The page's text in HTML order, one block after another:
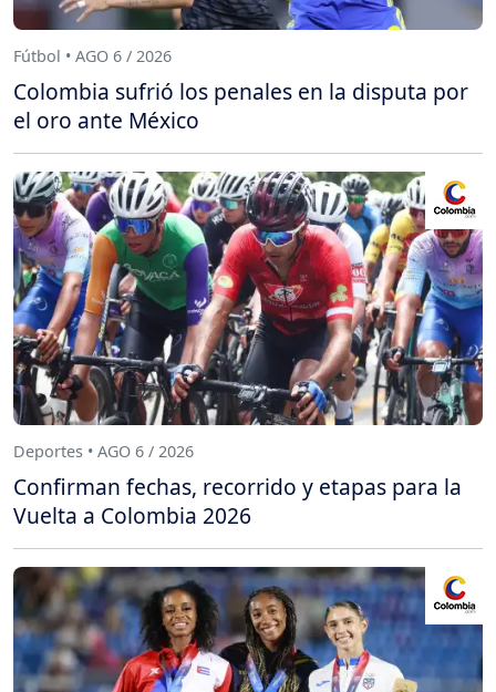
Fútbol • AGO 6 / 2026
Colombia sufrió los penales en la disputa por
el oro ante México
Deportes • AGO 6 / 2026
Confirman fechas, recorrido y etapas para la
Vuelta a Colombia 2026